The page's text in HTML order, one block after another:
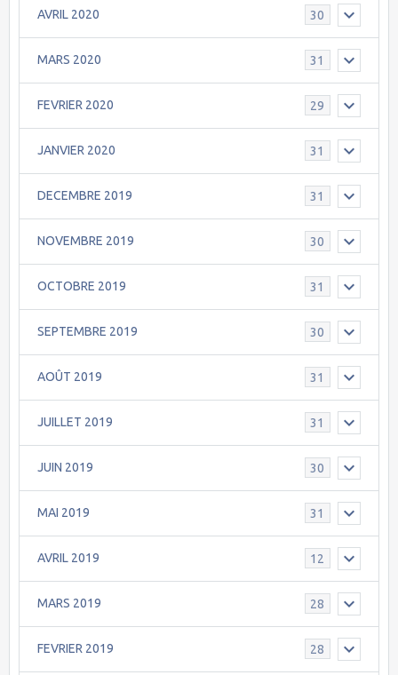
AVRIL 2020 30
MARS 2020 31
FEVRIER 2020 29
JANVIER 2020 31
DECEMBRE 2019 31
NOVEMBRE 2019 30
OCTOBRE 2019 31
SEPTEMBRE 2019 30
AOÛT 2019 31
JUILLET 2019 31
JUIN 2019 30
MAI 2019 31
AVRIL 2019 12
MARS 2019 28
FEVRIER 2019 28